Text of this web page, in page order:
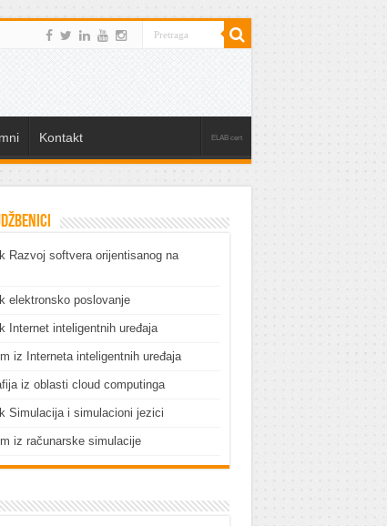
Kontakt ELAB cert
Razvoj softvera orijentisanog na
elektronsko poslovanje
Internet inteligentnih uređaja
iz Interneta inteligentnih uređaja
iz oblasti cloud computinga
Simulacija i simulacioni jezici
iz računarske simulacije